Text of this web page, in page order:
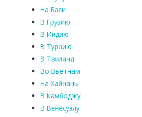
На Бали
В Грузию
В Индию
В Турцию
В Таиланд
Во Вьетнам
На Хайнань
В Камбоджу
В Венесуэлу